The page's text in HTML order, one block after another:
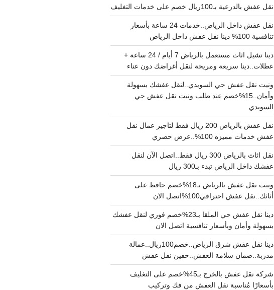
نقل عفش بالدرعية بـ100ريال خصم على خدمات التغليف
نقل عفش داخل الرياض..خدمات 24 ساعة بأسعار
تنافسية 100% دينا نقل عفش داخل الرياض
دينا تشيل اثاث مستعمل بالرياض 7 أيام / 24 ساعة +
عطلات..دينا سريعة ومريحة لنقل أغراضك دون عناء
ونيت نقل عفش حي السويدي..لنقل عفشك بسهولة
وأمان..15%خصم عند طلب ونيت نقل عفش حي
السويدي
نقل عفش بالرياض 200 ريال فقط لتاجير عمال نقل
عفش خدمات مميزه 100%..عرض حصري
نقل اثاث بالرياض 300 ريال فقط..اتصل الآن لنقل
عفشك داخل الرياض تبدء بـ300 ريال
ونيت نقل عفش بالرياض بـ18%خصم حافظ على
أثاثك..نقل عفش احترافي100%اتصل الان
دينا نقل عفش حي الملقا بـ23%خصم فوري لنقل عفشك
بسهولة وأمان وبأسعار تنافسية اتصل الان
دينا نقل عفش شرق الرياض..خصم100ريال..عمالة
مدربة..ضمان سلامة العفش..حقين نقل عفش
شركة نقل عفش بالخرج بـ45%خصم على التغليف
بأسعارًا مُناسبة نقل العفش من فك وتركيب